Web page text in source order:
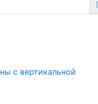
с вертикальной